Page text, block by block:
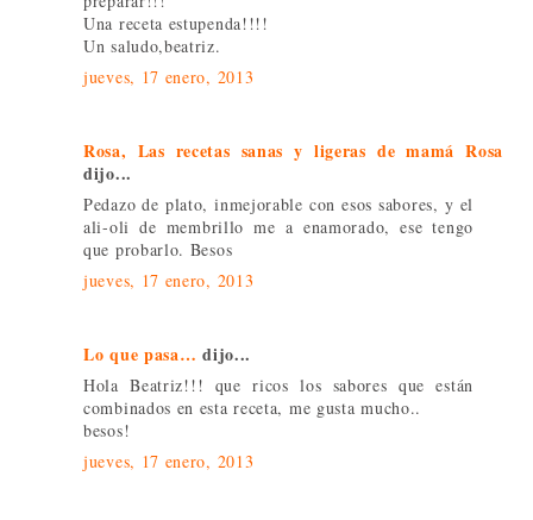
Una receta estupenda!!!!
Un saludo,beatriz.
jueves, 17 enero, 2013
Rosa, Las recetas sanas y ligeras de mamá Rosa
dijo...
Pedazo de plato, inmejorable con esos sabores, y el
ali-oli de membrillo me a enamorado, ese tengo
que probarlo. Besos
jueves, 17 enero, 2013
Lo que pasa… dijo...
Hola Beatriz!!! que ricos los sabores que están
combinados en esta receta, me gusta mucho..
besos!
jueves, 17 enero, 2013